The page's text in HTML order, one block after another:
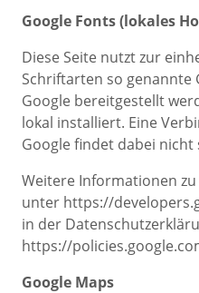
Google Fonts (lokales
Diese Seite nutzt zur
Schriftarten so genannte
Google bereitgestellt
lokal installiert. Eine
Google findet dabei nicht
Weitere Informationen
unter https://
in der
https://
Google Maps